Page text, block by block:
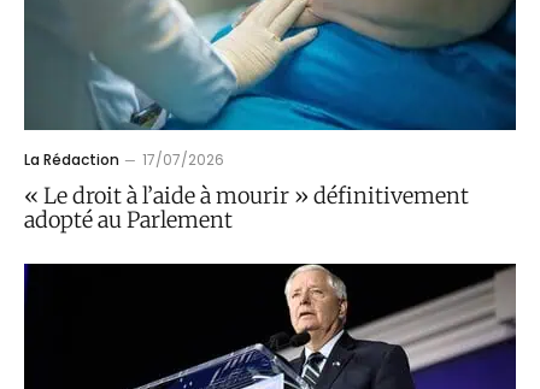
La Rédaction 17/07/2026
« Le droit à l’aide à mourir » définitivement
adopté au Parlement